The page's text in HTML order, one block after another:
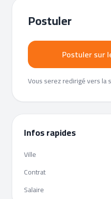
Postuler
Postuler sur
Vous serez redirigé vers la
Infos rapides
Ville
Contrat
Salaire